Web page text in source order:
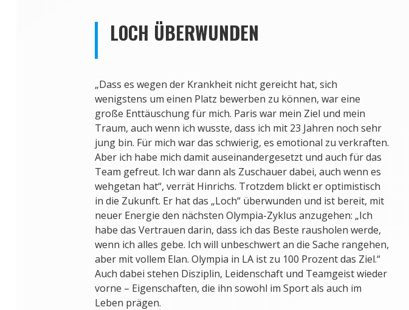
LOCH ÜBERWUNDEN
„Dass es wegen der Krankheit nicht gereicht hat, sich
wenigstens um einen Platz bewerben zu können, war eine
große Enttäuschung für mich. Paris war mein Ziel und mein
Traum, auch wenn ich wusste, dass ich mit 23 Jahren noch sehr
jung bin. Für mich war das schwierig, es emotional zu verkraften.
Aber ich habe mich damit auseinandergesetzt und auch für das
Team gefreut. Ich war dann als Zuschauer dabei, auch wenn es
wehgetan hat“, verrät Hinrichs. Trotzdem blickt er optimistisch
in die Zukunft. Er hat das „Loch“ überwunden und ist bereit, mit
neuer Energie den nächsten Olympia-Zyklus anzugehen: „Ich
habe das Vertrauen darin, dass ich das Beste rausholen werde,
wenn ich alles gebe. Ich will unbeschwert an die Sache rangehen,
aber mit vollem Elan. Olympia in LA ist zu 100 Prozent das Ziel.“
Auch dabei stehen Disziplin, Leidenschaft und Teamgeist wieder
vorne – Eigenschaften, die ihn sowohl im Sport als auch im
Leben prägen.